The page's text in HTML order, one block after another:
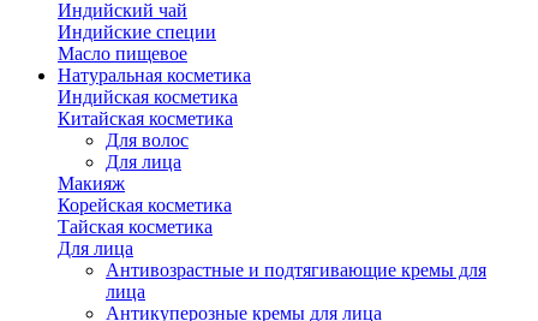
Индийский чай
Индийские специи
Масло пищевое
Натуральная косметика
Индийская косметика
Китайская косметика
Для волос
Для лица
Макияж
Корейская косметика
Тайская косметика
Для лица
Антивозрастные и подтягивающие кремы для
лица
Антикуперозные кремы для лица